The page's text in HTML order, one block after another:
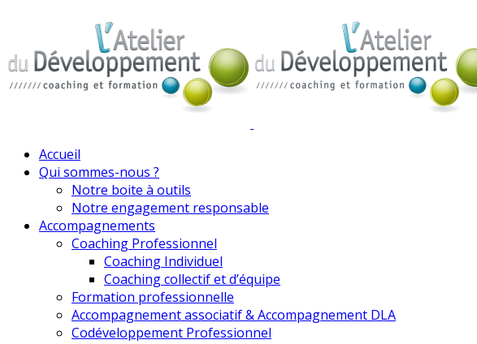
Accueil
Qui sommes-nous ?
Notre boite à outils
Notre engagement responsable
Accompagnements
Coaching Professionnel
Coaching Individuel
Coaching collectif et d’équipe
Formation professionnelle
Accompagnement associatif & Accompagnement DLA
Codéveloppement Professionnel